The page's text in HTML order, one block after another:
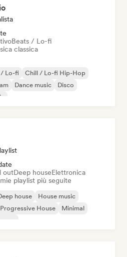
Beats / Lo-fi
classica
/ Lo-fi
Chill / Lo-fi Hip-Hop
Dance music
Disco
outDeep houseElettronica
playlist più seguite
house
House music
House
Minimal